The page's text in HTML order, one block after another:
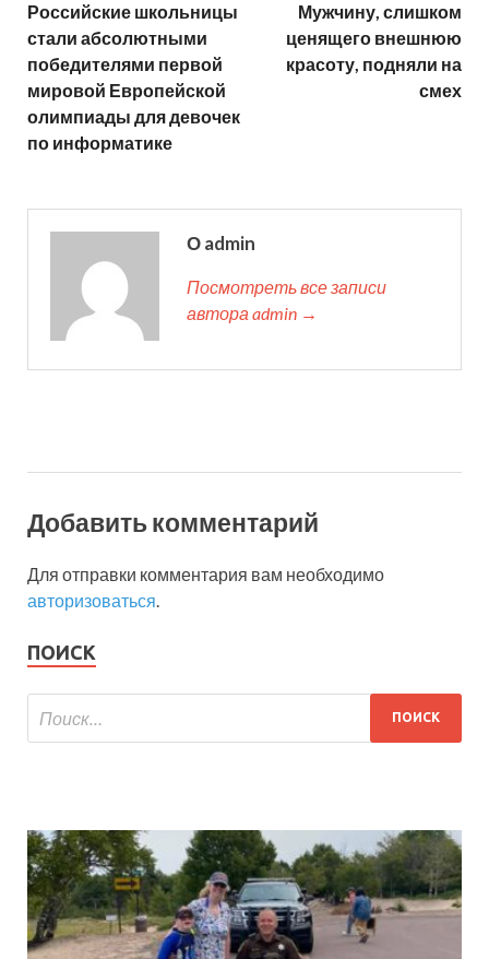
Российские школьницы
стали абсолютными
победителями первой
мировой Европейской
олимпиады для девочек
по информатике
Мужчину, слишком
ценящего внешнюю
красоту, подняли на
смех
О admin
Посмотреть все записи
автора admin →
Добавить комментарий
Для отправки комментария вам необходимо
авторизоваться
ПОИСК